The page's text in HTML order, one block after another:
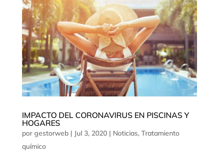
IMPACTO DEL CORONAVIRUS EN PISCINAS Y
HOGARES
por gestorweb| Jul 3, 2020| Noticias, Tratamiento
químico